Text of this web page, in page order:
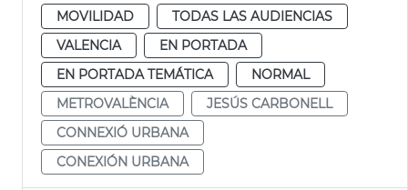
MOVILIDAD
TODAS LAS AUDIENCIAS
VALENCIA
EN PORTADA
EN PORTADA TEMÁTICA
NORMAL
METROVALÈNCIA
JESÚS CARBONELL
CONNEXIÓ URBANA
CONEXIÓN URBANA